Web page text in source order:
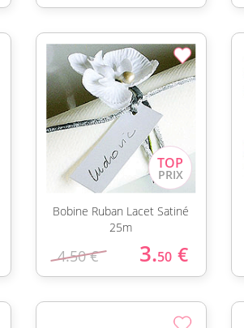
Bobine Ruban Lacet Satiné
25m
4.50 € 3.50 €